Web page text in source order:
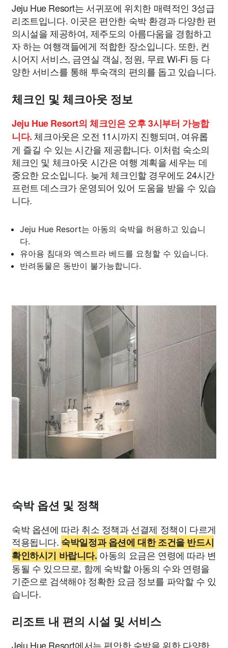
Jeju Hue Resort는 서귀포에 위치한 매력적인 3성급
리조트입니다. 이곳은 편안한 숙박 환경과 다양한 편
의시설을 제공하여, 제주도의 아름다움을 경험하고
자 하는 여행객들에게 적합한 장소입니다. 또한, 컨
시어지 서비스, 금연실 객실, 정원, 무료 Wi-Fi 등 다
양한 서비스를 통해 투숙객의 편의를 돕고 있습니다.
체크인 및 체크아웃 정보
Jeju Hue Resort의 체크인은 오후 3시부터 가능합
니다. 체크아웃은 오전 11시까지 진행되며, 여유롭
게 즐길 수 있는 시간을 제공합니다. 이처럼 숙소의
체크인 및 체크아웃 시간은 여행 계획을 세우는 데
중요한 요소입니다. 늦게 체크인할 경우에도 24시간
프런트 데스크가 운영되어 있어 도움을 받을 수 있습
니다.
Jeju Hue Resort는 아동의 숙박을 허용하고 있습니
다.
유아용 침대와 엑스트라 베드를 요청할 수 있습니다.
반려동물은 동반이 불가능합니다.
숙박 옵션 및 정책
숙박 옵션에 따라 취소 정책과 선결제 정책이 다르게
적용됩니다. 숙박일정과 옵션에 대한 조건을 반드시
확인하시기 바랍니다. 아동의 요금은 연령에 따라 변
동될 수 있으므로, 함께 숙박할 아동의 수와 연령을
기준으로 검색해야 정확한 요금 정보를 파악할 수 있
습니다.
리조트 내 편의 시설 및 서비스
Jeju Hue Resort에서는 편안한 숙박을 위한 다양한